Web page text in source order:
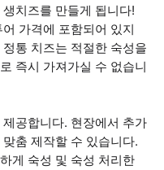
치즈를 만들게 됩니다!
가격에 포함되어 있지
통 치즈는 적절한 숙성을
즉시 가져가실 수 없습니
공합니다. 현장에서 추가
춤 제작할 수 있습니다.
게 숙성 및 숙성 처리한